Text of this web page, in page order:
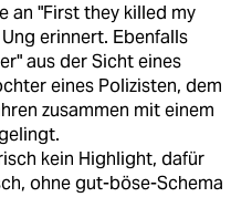
an "First they killed my
erinnert. Ebenfalls
aus der Sicht eines
eines Polizisten, dem
zusammen mit einem
kein Highlight, dafür
ohne gut-böse-Schema